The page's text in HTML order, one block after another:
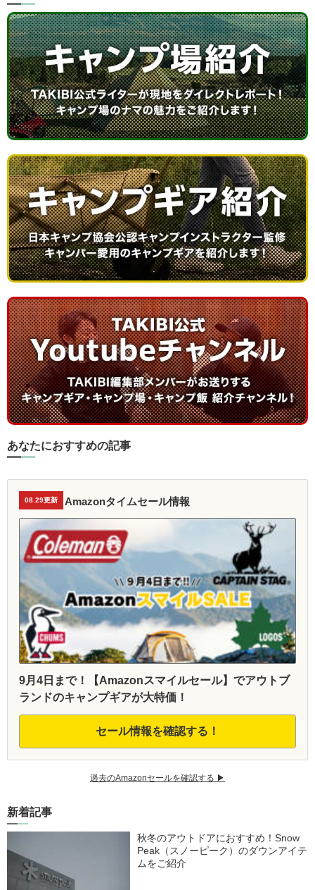
あなたにおすすめの記事
08.29更新 Amazonタイムセール情報
9月4日まで！【Amazonスマイルセール】でアウトブ
ランドのキャンプギアが大特価！
セール情報を確認する！
過去のAmazonセールを確認する ▶︎
新着記事
秋冬のアウトドアにおすすめ！Snow
Peak（スノーピーク）のダウンアイテ
ムをご紹介